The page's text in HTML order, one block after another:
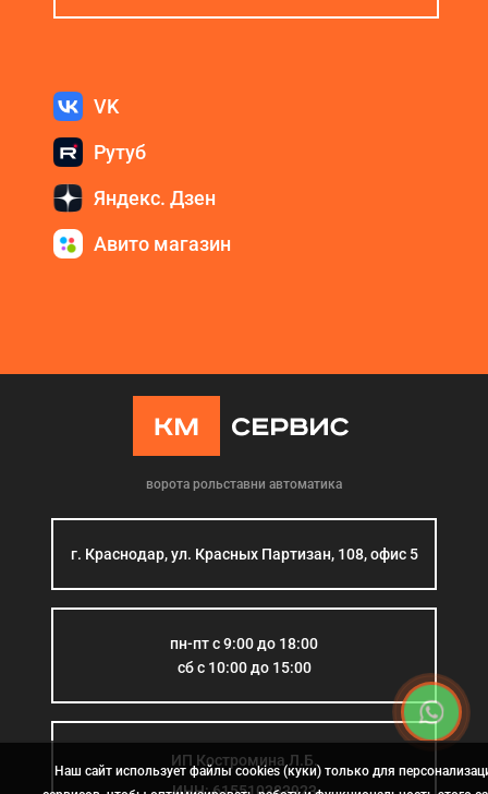
VK
Рутуб
Яндекс. Дзен
Авито магазин
ворота рольставни автоматика
г. Краснодар, ул. Красных Партизан, 108, офис 5
пн-пт с 9:00 до 18:00
сб с 10:00 до 15:00
ИП Костромина Л.Б.
Наш сайт использует файлы cookies (куки) только для